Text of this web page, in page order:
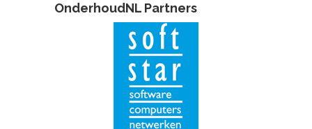
OnderhoudNL Partners